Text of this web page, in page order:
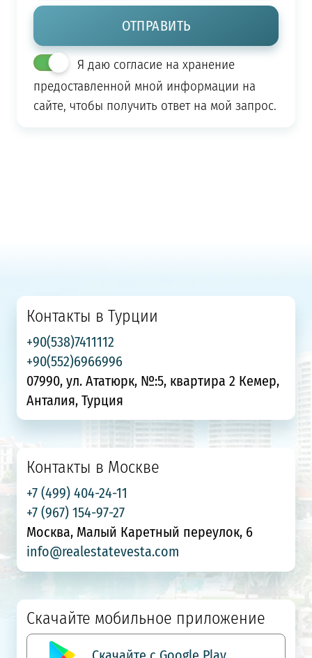
Я даю согласие на хранение
предоставленной мной информации на
сайте, чтобы получить ответ на мой запрос.
Контакты в Турции
+90(538)7411112
+90(552)6966996
07990, ул. Ататюрк, №:5, квартира 2 Кемер,
Анталия, Турция
Контакты в Москве
+7 (499) 404-24-11
+7 (967) 154-97-27
Москва, Малый Каретный переулок, 6
info@realestatevesta.com
Скачайте мобильное приложение